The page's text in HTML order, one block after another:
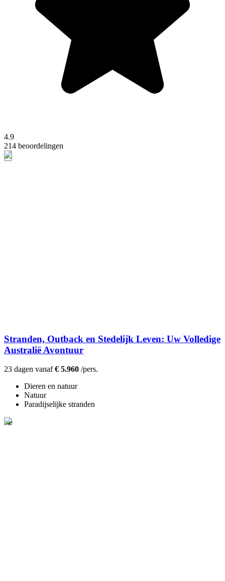
4.9
214 beoordelingen
Stranden, Outback en Stedelijk Leven: Uw Volledige
Australië Avontuur
23 dagen vanaf€ 5.960 /pers.
Dieren en natuur
Natuur
Paradijselijke stranden